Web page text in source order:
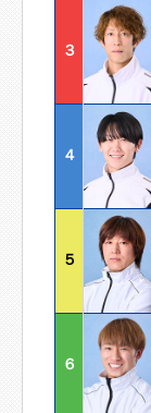
３
４
５
６